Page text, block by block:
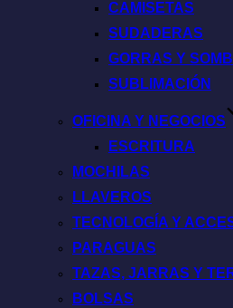
CAMISETAS
SUDADERAS
GORRAS Y
SUBLIMACIÓN
OFICINA Y NEGOCIOS
ESCRITURA
MOCHILAS
LLAVEROS
TECNOLOGÍA Y
PARAGUAS
TAZAS, JARRAS Y
BOLSAS